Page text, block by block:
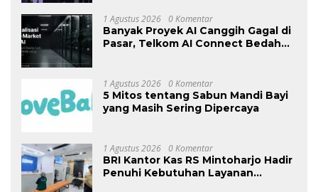
1 Agustus 2026 0 Komentar
Banyak Proyek AI Canggih Gagal di
Pasar, Telkom AI Connect Bedah
1 Agustus 2026 0 Komentar
5 Mitos tentang Sabun Mandi Bayi
yang Masih Sering Dipercaya
1 Agustus 2026 0 Komentar
BRI Kantor Kas RS Mintoharjo Hadir
Penuhi Kebutuhan Layanan